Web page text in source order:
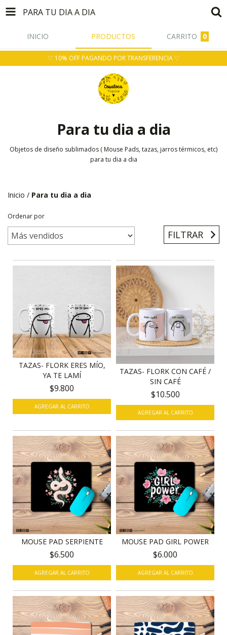
PARA TU DIA A DIA
INICIO PRODUCTOS CARRITO 0
♡ 10% OFF PAGANDO POR TRANSFERENCIA ♡
Para tu dia a dia
Objetos de diseño sublimados ( Mouse Pads, tazas, jarros térmicos, etc)
para tu dia a dia
Inicio / Para tu dia a dia
Ordenar por
FILTRAR
TAZAS- FLORK ERES MÍO,
YA TE LAMÍ
$9.800
TAZAS- FLORK CON CAFÉ /
SIN CAFÉ
$10.500
MOUSE PAD SERPIENTE
$6.500
MOUSE PAD GIRL POWER
$6.000